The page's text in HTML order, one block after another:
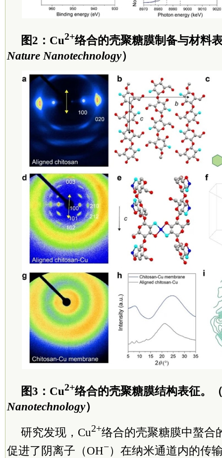
图2：Cu2+络合的壳聚糖膜制备与材料
Nature Nanotechnology）
图3：Cu2+络合的壳聚糖膜结构表征。
Nanotechnology）
研究发现，Cu2+络合的壳聚糖膜中螯合
促进了阴离子（OH−）在纳米通道内的传